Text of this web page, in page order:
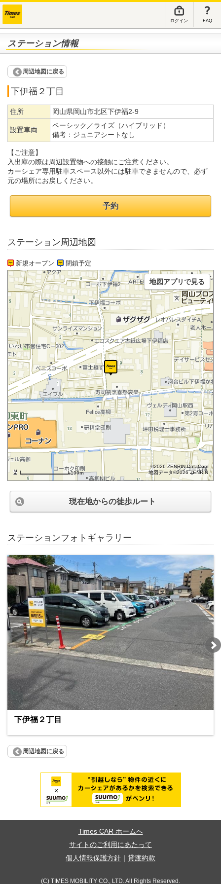
ログイン FAQ
ステーション情報
周辺地図に戻る
下伊福２丁目
住所 岡山県岡山市北区下伊福2-9
設置車両
ベーシック／ライズ（ハイブリッド）
備考： ジュニアシートなし
【ご注意】
入出庫の際は周辺設置物への接触にご注意ください。
カーシェア専用駐車スペース以外には駐車できませんので、必ず
元の場所にお戻しください。
予約
ステーション周辺地図
新規オープン 閉鎖予定
100m
©2026 ZENRIN DataCom
地図データ©2026 ZENRIN
地図アプリで見る
現在地からの徒歩ルート
ステーションフォトギャラリー
下伊福２丁目
周辺地図に戻る
Times CAR ホームへ
サイトのご利用にあたって
個人情報保護方針
貸渡約款
(C) TIMES MOBILITY CO., LTD. All Rights Reserved.